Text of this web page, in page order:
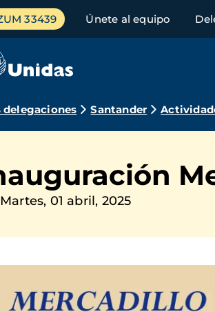
33439 Únete al equipo
delegaciones Santander
Martes, 01 abril, 2025